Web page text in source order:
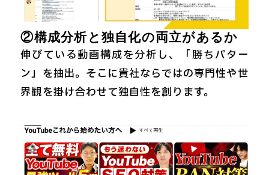
②構成分析と独自化の両立があるか
伸びている動画構成を分析し、「勝ちパター
ン」を抽出。そこに貴社ならではの専門性や世
界観を掛け合わせて独自性を創ります。